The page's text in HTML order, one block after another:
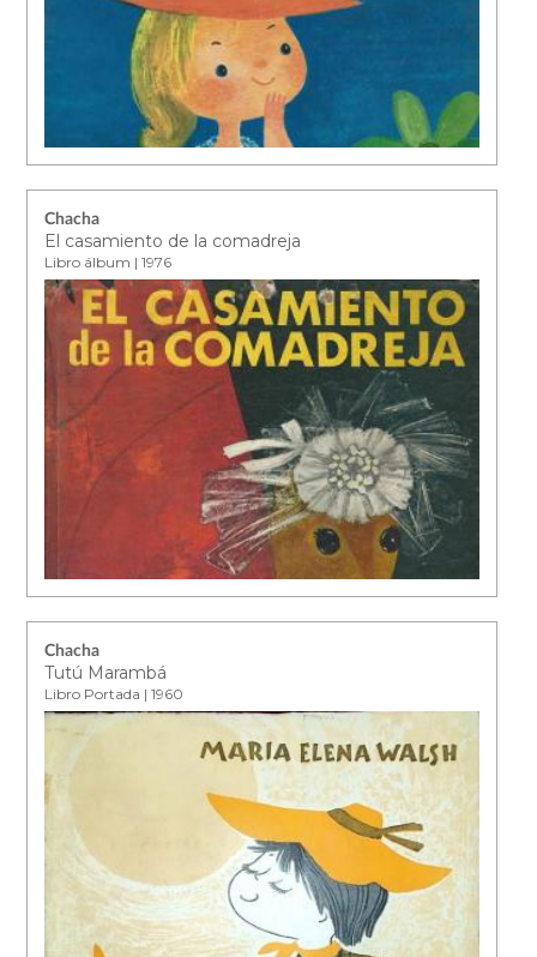
Chacha
El casamiento de la comadreja
Libro álbum | 1976
Chacha
Tutú Marambá
Libro Portada | 1960